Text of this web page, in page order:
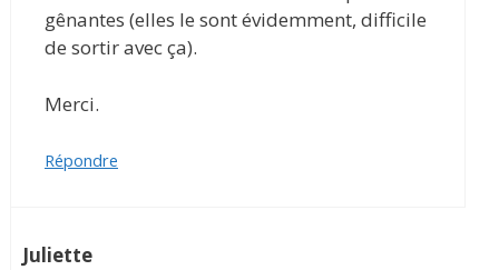
gênantes (elles le sont évidemment, difficile
de sortir avec ça).
Merci.
Répondre
Juliette